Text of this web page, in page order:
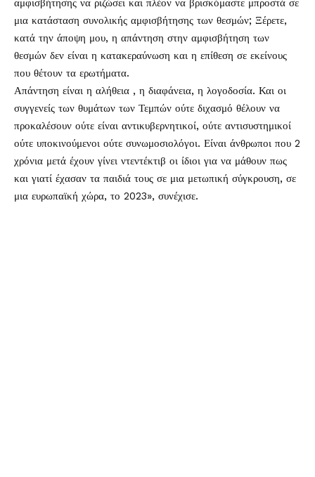
αμφισβήτησης να ριζώσει και πλέον να βρισκόμαστε μπροστά σε
μια κατάσταση συνολικής αμφισβήτησης των θεσμών; Ξέρετε,
κατά την άποψη μου, η απάντηση στην αμφισβήτηση των
θεσμών δεν είναι η κατακεραύνωση και η επίθεση σε εκείνους
που θέτουν τα ερωτήματα.
Απάντηση είναι η αλήθεια , η διαφάνεια, η λογοδοσία. Και οι
συγγενείς των θυμάτων των Τεμπών ούτε διχασμό θέλουν να
προκαλέσουν ούτε είναι αντικυβερνητικοί, ούτε αντισυστημικοί
ούτε υποκινούμενοι ούτε συνωμοσιολόγοι. Είναι άνθρωποι που 2
χρόνια μετά έχουν γίνει ντεντέκτιβ οι ίδιοι για να μάθουν πως
και γιατί έχασαν τα παιδιά τους σε μια μετωπική σύγκρουση, σε
μια ευρωπαϊκή χώρα, το 2023», συνέχισε.